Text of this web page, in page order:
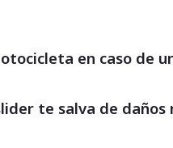
en caso de
te salva de